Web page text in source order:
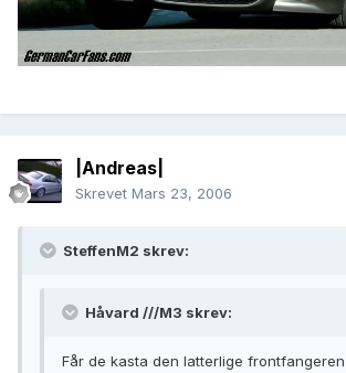
|Andreas|
Skrevet Mars 23, 2006
SteffenM2 skrev:
Håvard ///M3 skrev:
Får de kasta den latterlige